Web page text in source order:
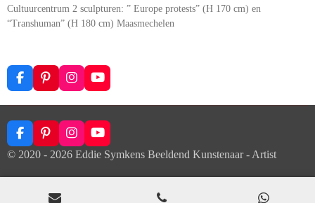
Cultuurcentrum 2 sculpturen: ” Europe protests” (H 170 cm) en
“Transhuman” (H 180 cm) Maasmechelen
F
a
c
b
o
o
k
P
i
n
e
r
e
I
n
s
a
g
r
a
Y
o
u
u
b
e
F
a
c
P
i
n
I
n
s
Y
o
u
© 2020 - 2026 Eddie Symkens Beeldend Kunstenaar - Artist